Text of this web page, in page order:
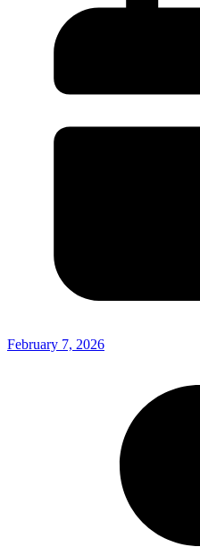
February 7, 2026